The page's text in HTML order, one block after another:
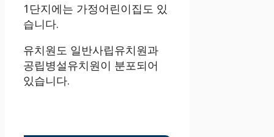
1단지에는 가정어린이집도 있
습니다.
유치원도 일반사립유치원과
공립병설유치원이 분포되어
있습니다.